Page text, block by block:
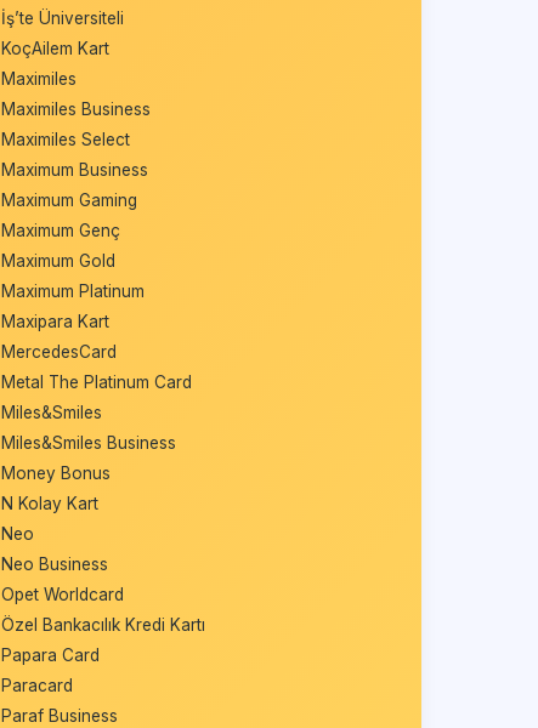
İş’te Üniversiteli
KoçAilem Kart
Maximiles
Maximiles Business
Maximiles Select
Maximum Business
Maximum Gaming
Maximum Genç
Maximum Gold
Maximum Platinum
Maxipara Kart
MercedesCard
Metal The Platinum Card
Miles&Smiles
Miles&Smiles Business
Money Bonus
N Kolay Kart
Neo
Neo Business
Opet Worldcard
Özel Bankacılık Kredi Kartı
Papara Card
Paracard
Paraf Business